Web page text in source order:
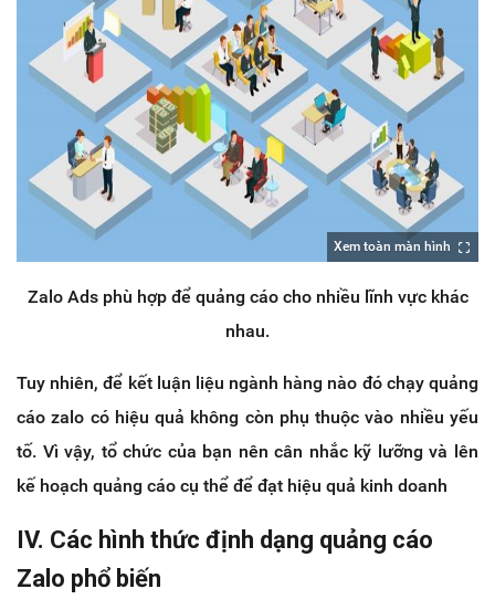
Xem toàn màn hình
Zalo Ads phù hợp để quảng cáo cho nhiều lĩnh vực khác
nhau.
Tuy nhiên, để kết luận liệu ngành hàng nào đó chạy quảng
cáo zalo có hiệu quả không còn phụ thuộc vào nhiều yếu
tố. Vì vậy, tổ chức của bạn nên cân nhắc kỹ lưỡng và lên
kế hoạch quảng cáo cụ thể để đạt hiệu quả kinh doanh
IV. Các hình thức định dạng quảng cáo
Zalo phổ biến